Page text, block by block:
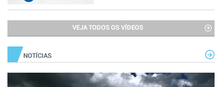
VEJA TODOS OS VÍDEOS
NOTÍCIAS